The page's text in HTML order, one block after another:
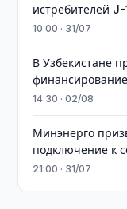
истребителей J-
10:00 · 31/07
В Узбекистане
14:30 · 02/08
Минэнерго
подключение к
21:00 · 31/07